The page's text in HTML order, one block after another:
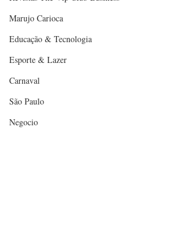
Marujo Carioca
Educação & Tecnologia
Esporte & Lazer
Carnaval
São Paulo
Negocio